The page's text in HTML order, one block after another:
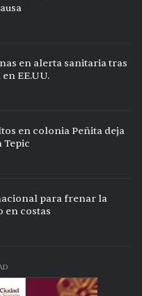
en alerta sanitaria tras
EE.UU.
en colonia Peñita deja
Tepic
para frenar la
en costas